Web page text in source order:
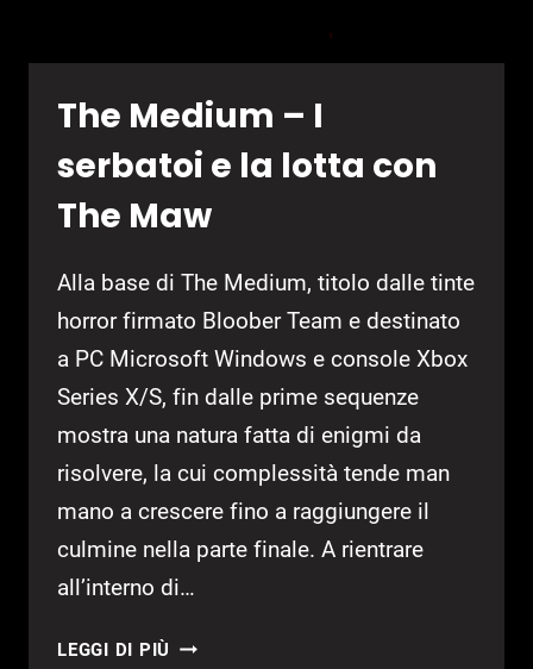
The Medium – I
serbatoi e la lotta con
The Maw
Alla base di The Medium, titolo dalle tinte
horror firmato Bloober Team e destinato
a PC Microsoft Windows e console Xbox
Series X/S, fin dalle prime sequenze
mostra una natura fatta di enigmi da
risolvere, la cui complessità tende man
mano a crescere fino a raggiungere il
culmine nella parte finale. A rientrare
all’interno di…
LEGGI DI PIÙ THE